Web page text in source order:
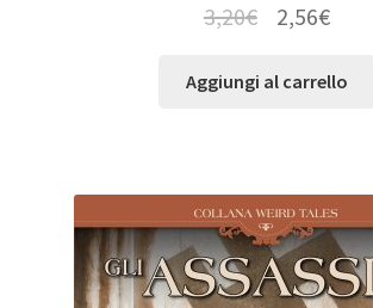
3,20€ 2,56€
Aggiungi al carrello